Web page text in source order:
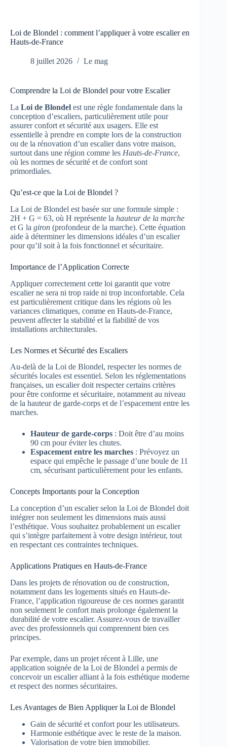
Loi de Blondel : comment l’appliquer à votre escalier en
Hauts-de-France
8 juillet 2026 Le mag
Comprendre la Loi de Blondel pour votre Escalier
La Loi de Blondel est une règle fondamentale dans la
conception d’escaliers, particulièrement utile pour
assurer confort et sécurité aux usagers. Elle est
essentielle à prendre en compte lors de la construction
ou de la rénovation d’un escalier dans votre maison,
surtout dans une région comme les Hauts-de-France,
où les normes de sécurité et de confort sont
primordiales.
Qu’est-ce que la Loi de Blondel ?
La Loi de Blondel est basée sur une formule simple :
2H + G = 63, où H représente la hauteur de la marche
et G la giron (profondeur de la marche). Cette équation
aide à déterminer les dimensions idéales d’un escalier
pour qu’il soit à la fois fonctionnel et sécuritaire.
Importance de l’Application Correcte
Appliquer correctement cette loi garantit que votre
escalier ne sera ni trop raide ni trop inconfortable. Cela
est particulièrement critique dans les régions où les
variances climatiques, comme en Hauts-de-France,
peuvent affecter la stabilité et la fiabilité de vos
installations architecturales.
Les Normes et Sécurité des Escaliers
Au-delà de la Loi de Blondel, respecter les normes de
sécurités locales est essentiel. Selon les réglementations
françaises, un escalier doit respecter certains critères
pour être conforme et sécuritaire, notamment au niveau
de la hauteur de garde-corps et de l’espacement entre les
marches.
Hauteur de garde-corps : Doit être d’au moins
90 cm pour éviter les chutes.
Espacement entre les marches : Prévoyez un
espace qui empêche le passage d’une boule de 11
cm, sécurisant particulièrement pour les enfants.
Concepts Importants pour la Conception
La conception d’un escalier selon la Loi de Blondel doit
intégrer non seulement les dimensions mais aussi
l’esthétique. Vous souhaitez probablement un escalier
qui s’intègre parfaitement à votre design intérieur, tout
en respectant ces contraintes techniques.
Applications Pratiques en Hauts-de-France
Dans les projets de rénovation ou de construction,
notamment dans les logements situés en Hauts-de-
France, l’application rigoureuse de ces normes garantit
non seulement le confort mais prolonge également la
durabilité de votre escalier. Assurez-vous de travailler
avec des professionnels qui comprennent bien ces
principes.
Par exemple, dans un projet récent à Lille, une
application soignée de la Loi de Blondel a permis de
concevoir un escalier alliant à la fois esthétique moderne
et respect des normes sécuritaires.
Les Avantages de Bien Appliquer la Loi de Blondel
Gain de sécurité et confort pour les utilisateurs.
Harmonie esthétique avec le reste de la maison.
Valorisation de votre bien immobilier.